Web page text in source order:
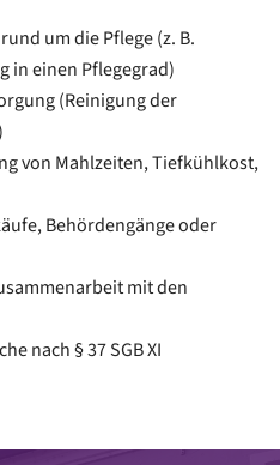
um die Pflege (z. B.
in einen Pflegegrad)
(Reinigung der
von Mahlzeiten, Tiefkühlkost,
Behördengänge oder
mit den
nach § 37 SGB XI